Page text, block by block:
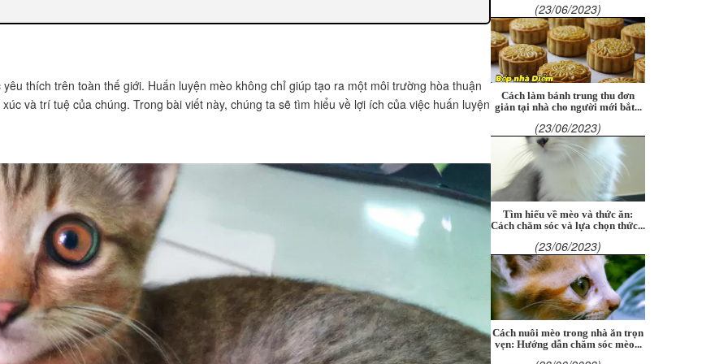
dẫn
thiết
thích trên toàn thế giới. Huấn luyện mèo không chỉ giúp tạo ra một môi trường hòa thuận
và trí tuệ của chúng. Trong bài viết này, chúng ta sẽ tìm hiểu về lợi ích của việc huấn luyện
(23/06/2023)
Cách làm bánh trung thu đơn
giản tại nhà cho người mới bắt...
(23/06/2023)
Tìm hiểu về mèo và thức ăn:
Cách chăm sóc và lựa chọn thức...
(23/06/2023)
Cách nuôi mèo trong nhà ăn trọn
vẹn: Hướng dẫn chăm sóc mèo...